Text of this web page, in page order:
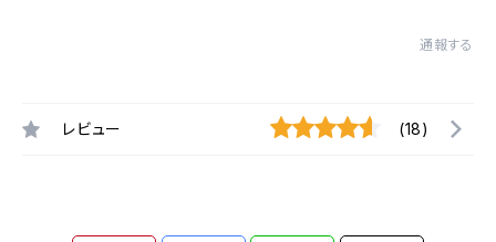
通報する
レビュー (18)